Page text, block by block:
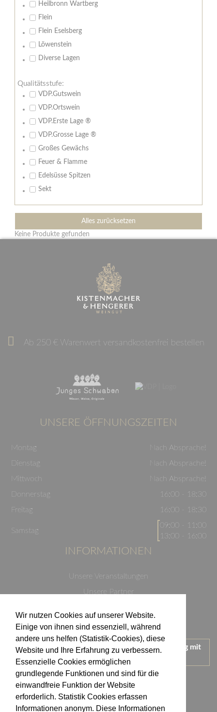
Wir nutzen Cookies auf unserer Website.
Einige von ihnen sind essenziell, während
andere uns helfen (Statistik-Cookies), diese
Website und Ihre Erfahrung zu verbessern.
Essenzielle Cookies ermöglichen
grundlegende Funktionen und sind für die
einwandfreie Funktion der Website
erforderlich. Statistik Cookies erfassen
Informationen anonym. Diese Informationen
Heilbronn Wartberg
Flein
Flein Eselsberg
Löwenstein
Diverse Lagen
Qualitätsstufe:
VDP.Gutswein
VDP.Ortswein
VDP.Erste Lage ®
VDP.Grosse Lage ®
Großes Gewächs
Feuer & Flamme
Edelsüsse Spitzen
Sekt
Alles zurücksetzen
Keine Produkte gefunden
Ab 250 € Warenwert versandkostenfrei bestellen
UNSERE ÖFFNUNGSZEITEN
Montag
Nach Absprache!
Dienstag
Nach Absprache!
Mittwoch
Nach Absprache!
Donnerstag
16:00 - 18:30
Freitag
16:00 - 18:30
Samstag
09:00 - 11:00
13:00 - 16:00
INFORMATIONEN
Unsere Veranstaltungen
Unsere Partner
Impressum
Wir treten für einen verantwortungsvollen Umgang mit
Alkohol ein.
KONTAKT
Weingut Kistenmacher & Hengerer